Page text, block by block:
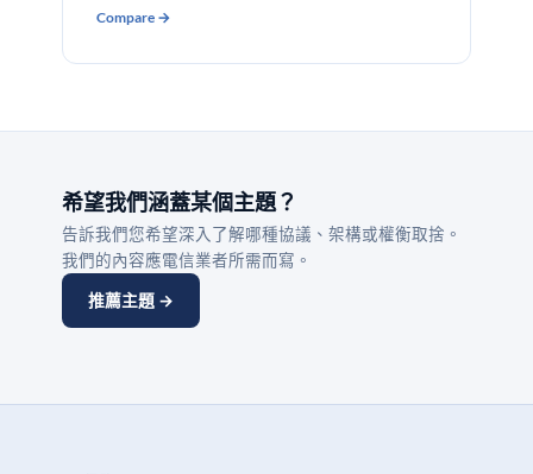
Compare →
希望我們涵蓋某個主題？
告訴我們您希望深入了解哪種協議、架構或權衡取捨。
我們的內容應電信業者所需而寫。
推薦主題 →